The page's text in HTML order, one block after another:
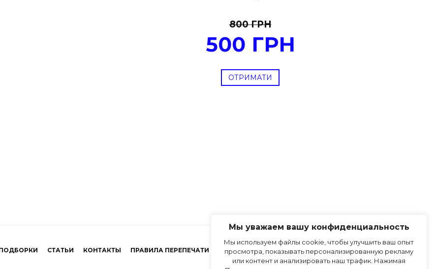
Мы уважаем вашу конфиденциальность
Мы используем файлы cookie, чтобы улучшить ваш опыт
просмотра, показывать персонализированную рекламу
или контент и анализировать наш трафик. Нажимая
800 ГРН
500 ГРН
ОТРИМАТИ
СТАТЬИ КОНТАКТЫ ПРАВИЛА ПЕРЕПЕЧАТИ ПРАВИЛА САЙТА